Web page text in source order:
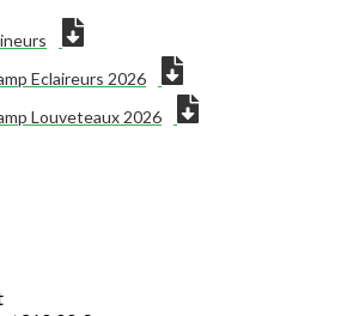
Eclaireurs 2026
Louveteaux 2026